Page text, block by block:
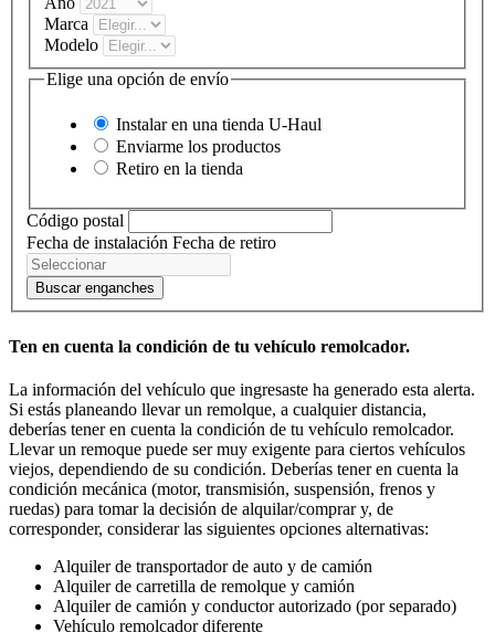
Marca
Modelo
Elige una opción de envío
Instalar en una tienda U-Haul
Enviarme los productos
Retiro en la tienda
Código postal
Fecha de instalación Fecha de retiro
Buscar enganches
Ten en cuenta la condición de tu vehículo remolcador.
La información del vehículo que ingresaste ha generado esta alerta.
Si estás planeando llevar un remolque, a cualquier distancia,
deberías tener en cuenta la condición de tu vehículo remolcador.
Llevar un remoque puede ser muy exigente para ciertos vehículos
viejos, dependiendo de su condición. Deberías tener en cuenta la
condición mecánica (motor, transmisión, suspensión, frenos y
ruedas) para tomar la decisión de alquilar/comprar y, de
corresponder, considerar las siguientes opciones alternativas:
Alquiler de transportador de auto y de camión
Alquiler de carretilla de remolque y camión
Alquiler de camión y conductor autorizado (por separado)
Vehículo remolcador diferente